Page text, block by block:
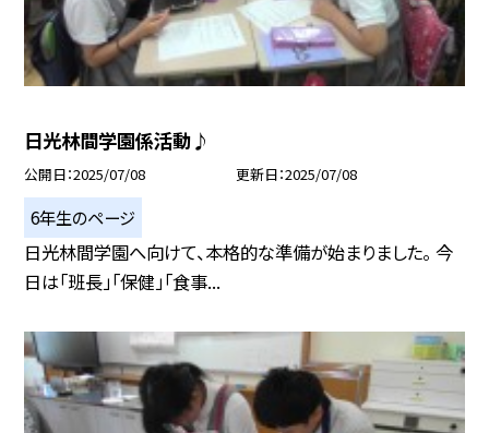
日光林間学園係活動♪
公開日 2025/07/08 更新日 2025/07/08
6年生のページ
日光林間学園へ向けて、本格的な準備が始まりました。 今
日は「班長」「保健」「食事...